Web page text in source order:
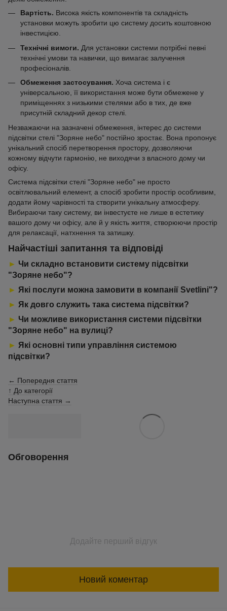
Вартість. Висока якість компонентів та складність
установки можуть зробити цю систему досить коштовною
інвестицією.
Технічні вимоги. Для установки системи потрібні певні
технічні умови та навички, що вимагає залучення
професіоналів.
Обмеження застосування. Хоча система і є
універсальною, її використання може бути обмежене у
приміщеннях з низькими стелями або в тих, де вже
присутній складний декор стелі.
Незважаючи на зазначені обмеження, інтерес до системи
підсвітки стелі "Зоряне небо" постійно зростає. Вона пропонує
унікальний спосіб перетворення простору, дозволяючи
кожному відчути гармонію, не виходячи з власного дому чи
офісу.
Система підсвітки стелі "Зоряне небо" не просто
освітлювальний елемент, а спосіб зробити простір особливим,
додати йому чарівності та створити унікальну атмосферу.
Вибираючи таку систему, ви інвестуєте не лише в естетику
вашого дому чи офісу, але й у якість життя, створюючи простір
для релаксації, натхнення та затишку.
Найчастіші запитання та відповіді
► Чи складно встановити систему підсвітки
"Зоряне небо"?
► Які послуги можна замовити в компанії Svetlini"?
► Як довго служить така система підсвітки?
► Чи можливе використання системи підсвітки
"Зоряне небо" на вулиці?
► Які основні типи управління системою
підсвітки?
← Попередня стаття
↑ До категорії
Наступна стаття →
Обговорення
Додайте перший відгук
Новий коментар